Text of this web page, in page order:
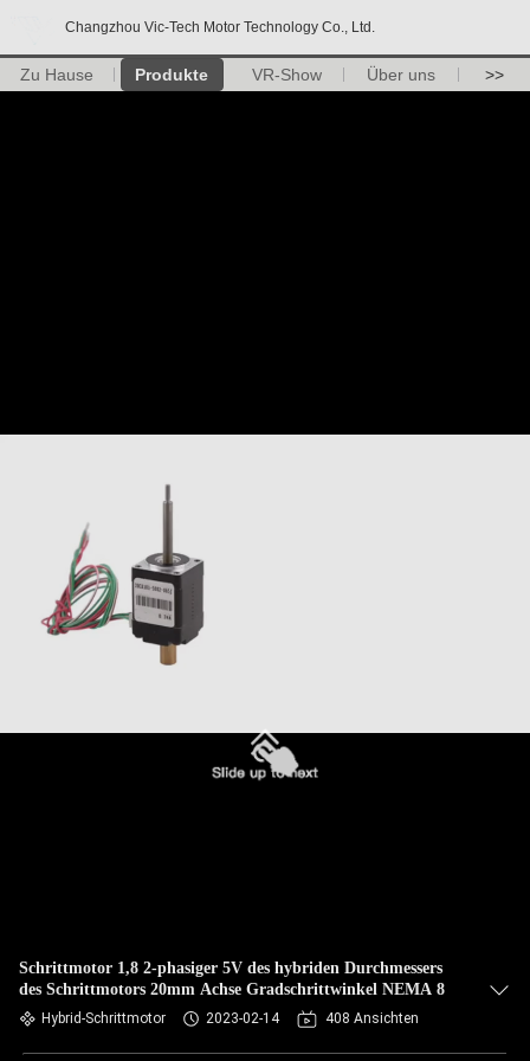
Changzhou Vic-Tech Motor Technology Co., Ltd.
Zu Hause Produkte VR-Show Über uns >>
Schrittmotor 1,8 2-phasiger 5V des hybriden Durchmessers
des Schrittmotors 20mm Achse Gradschrittwinkel NEMA 8
Hybrid-Schrittmotor 2023-02-14 408 Ansichten